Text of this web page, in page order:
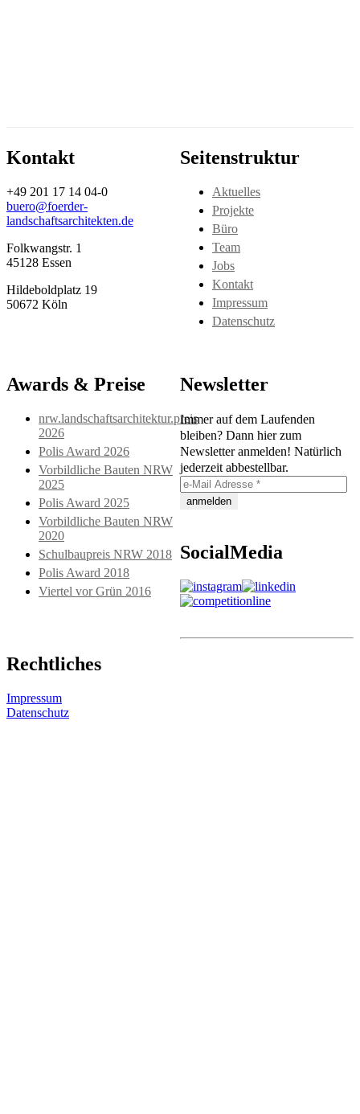
Kontakt
+49 201 17 14 04-0
buero@foerder-
landschaftsarchitekten.de
Folkwangstr. 1
45128 Essen
Hildeboldplatz 19
50672 Köln
Seitenstruktur
Aktuelles
Projekte
Büro
Team
Jobs
Kontakt
Impressum
Datenschutz
Awards & Preise
nrw.landschaftsarchitektur.preis
2026
Polis Award 2026
Vorbildliche Bauten NRW
2025
Polis Award 2025
Vorbildliche Bauten NRW
2020
Schulbaupreis NRW 2018
Polis Award 2018
Viertel vor Grün 2016
Newsletter
Immer auf dem Laufenden
bleiben? Dann hier zum
Newsletter anmelden! Natürlich
jederzeit abbestellbar.
SocialMedia
Rechtliches
Impressum
Datenschutz